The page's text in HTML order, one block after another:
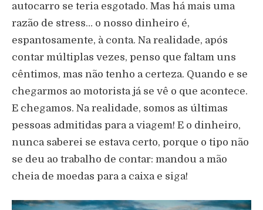
autocarro se teria esgotado. Mas há mais uma
razão de stress… o nosso dinheiro é,
espantosamente, à conta. Na realidade, após
contar múltiplas vezes, penso que faltam uns
cêntimos, mas não tenho a certeza. Quando e se
chegarmos ao motorista já se vê o que acontece.
E chegamos. Na realidade, somos as últimas
pessoas admitidas para a viagem! E o dinheiro,
nunca saberei se estava certo, porque o tipo não
se deu ao trabalho de contar: mandou a mão
cheia de moedas para a caixa e siga!